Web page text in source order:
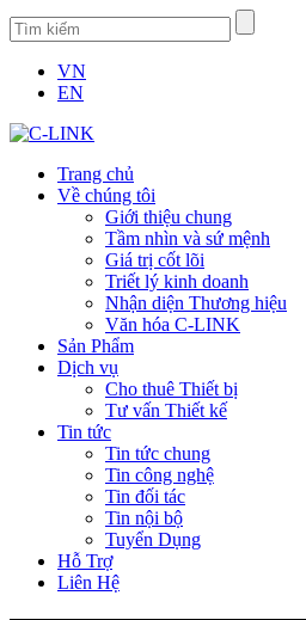
VN
EN
Trang chủ
Về chúng tôi
Giới thiệu chung
Tầm nhìn và sứ mệnh
Giá trị cốt lõi
Triết lý kinh doanh
Nhận diện Thương hiệu
Văn hóa C-LINK
Sản Phẩm
Dịch vụ
Cho thuê Thiết bị
Tư vấn Thiết kế
Tin tức
Tin tức chung
Tin công nghệ
Tin đối tác
Tin nội bộ
Tuyển Dụng
Hỗ Trợ
Liên Hệ